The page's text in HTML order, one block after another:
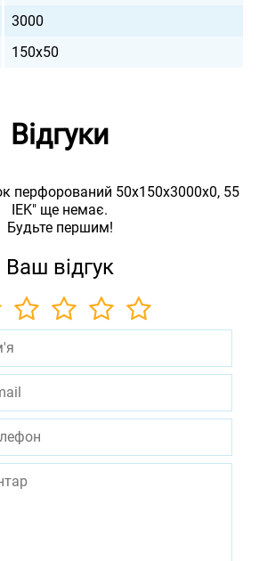
3000
150х50
Відгуки
перфорований 50х150х3000х0, 55
IEK" ще немає.
Будьте першим!
Ваш відгук